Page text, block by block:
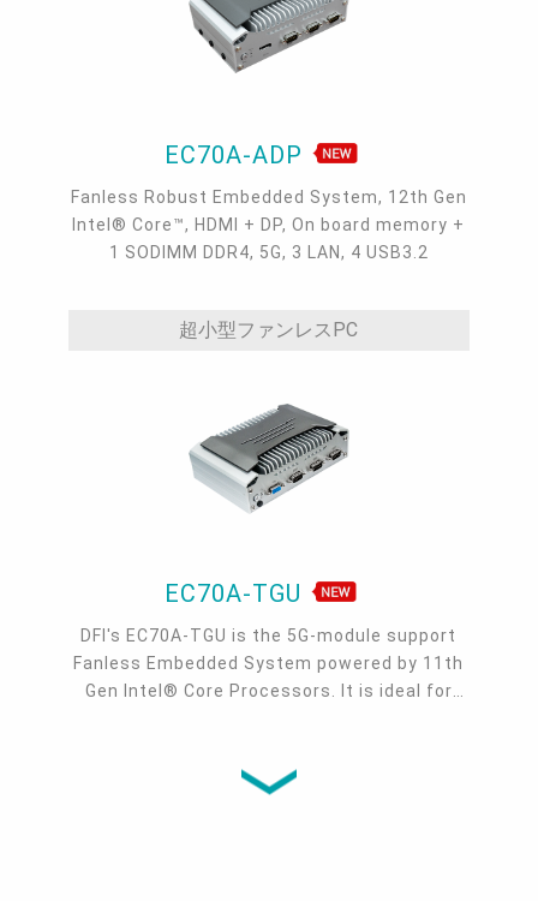
EC70A-ADP
Fanless Robust Embedded System, 12th Gen
Intel® Core™, HDMI + DP, On board memory +
1 SODIMM DDR4, 5G, 3 LAN, 4 USB3.2
超小型ファンレスPC
EC70A-TGU
DFI's EC70A-TGU is the 5G-module support
Fanless Embedded System powered by 11th
Gen Intel® Core Processors. It is ideal for
TGU supports DDR4, 5G cellular, 3 M.2, 2
HDMI, 1 VGA, 4 COM, up to 4 LAN or 6 USB 3.1.